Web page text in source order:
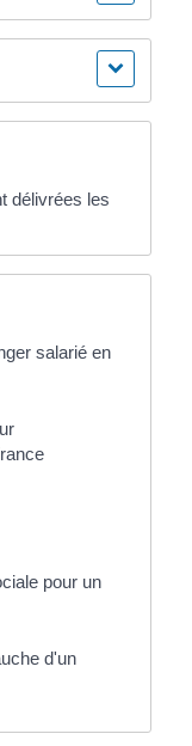
délivrées les
salarié en
pour un
d'un